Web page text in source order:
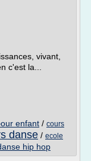
vivant,
c'est la...
enfant / cours
danse / ecole
hip hop